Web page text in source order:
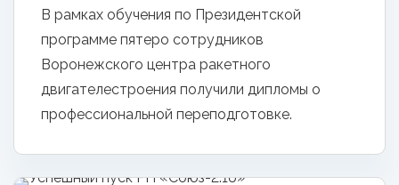
В рамках обучения по Президентской
программе пятеро сотрудников
Воронежского центра ракетного
двигателестроения получили дипломы о
профессиональной переподготовке.